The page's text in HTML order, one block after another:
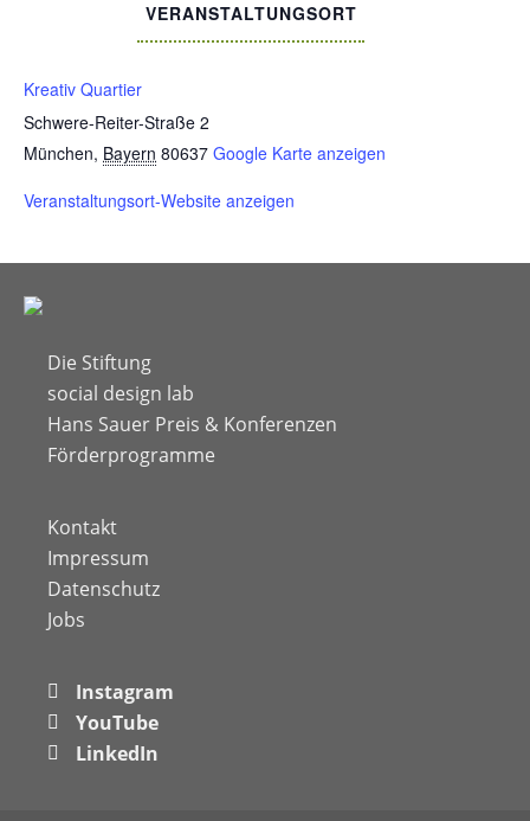
VERANSTALTUNGSORT
Kreativ Quartier
Schwere-Reiter-Straße 2
München, Bayern 80637 Google Karte anzeigen
Veranstaltungsort-Website anzeigen
Die Stiftung
social design lab
Hans Sauer Preis & Konferenzen
Förderprogramme
Kontakt
Impressum
Datenschutz
Jobs
Instagram
YouTube
LinkedIn